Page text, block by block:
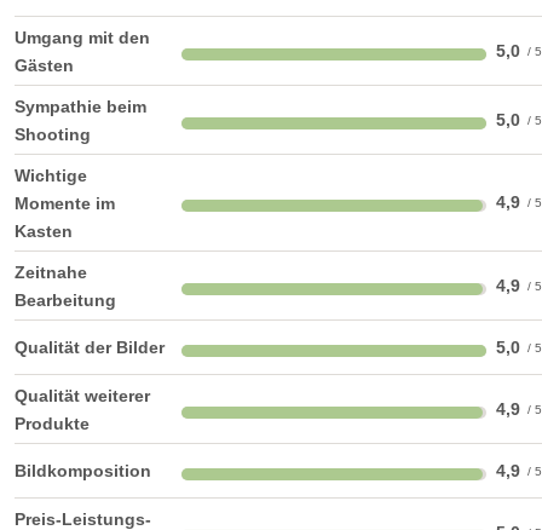
Umgang mit den
Gästen
5,0
Sympathie beim
Shooting
5,0
Wichtige
Momente im
Kasten
4,9
Zeitnahe
Bearbeitung
4,9
Qualität der Bilder 5,0
Qualität weiterer
Produkte
4,9
Bildkomposition 4,9
Preis-Leistungs-